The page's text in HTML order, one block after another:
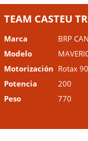
TEAM CASTEU
Marca
BRP
Modelo
Motorización Rotax
Potencia
200
Peso
770